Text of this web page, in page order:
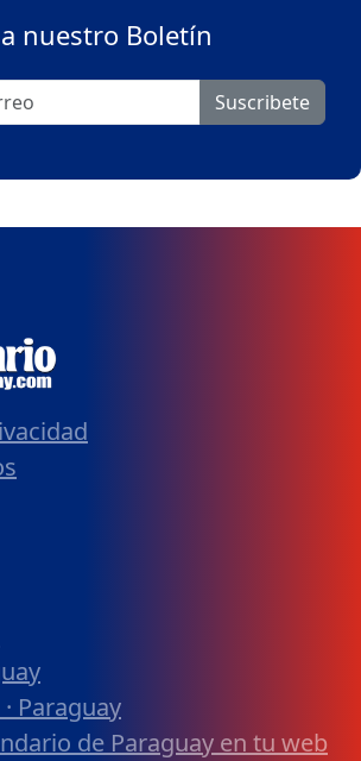
nuestro Boletín
Suscribete
Paraguay
de Paraguay en tu web